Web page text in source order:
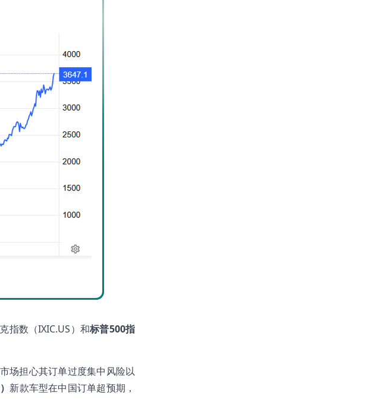
指数（IXIC.US）和标普500指
场担心其订单过度集中风险以
新款车型在中国订单超预期，